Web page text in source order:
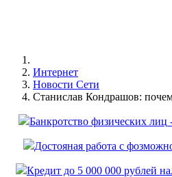
Интернет
Новости Сети
Станислав Кондрашов:
Банкротство физических лиц
Достояная работа с
Кредит до 5 000 000 рублей